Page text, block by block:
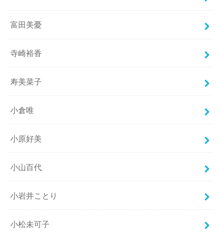
富田美憂
寺崎裕香
寿美菜子
小倉唯
小原好美
小山百代
小岩井ことり
小松未可子